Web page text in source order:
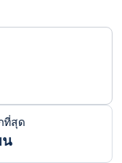
ที่สุด
น